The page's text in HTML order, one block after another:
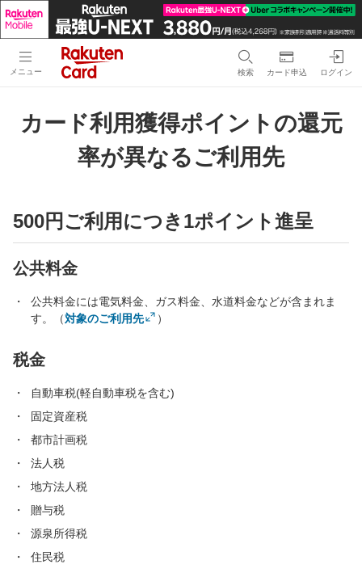
メニュー 検索 カード申込 ログイン
カード利用獲得ポイントの還元
率が異なるご利用先
500円ご利用につき1ポイント進呈
公共料金
公共料金には電気料金、ガス料金、水道料金などが含まれま
す。（対象のご利用先 ）
税金
自動車税(軽自動車税を含む)
固定資産税
都市計画税
法人税
地方法人税
贈与税
源泉所得税
住民税